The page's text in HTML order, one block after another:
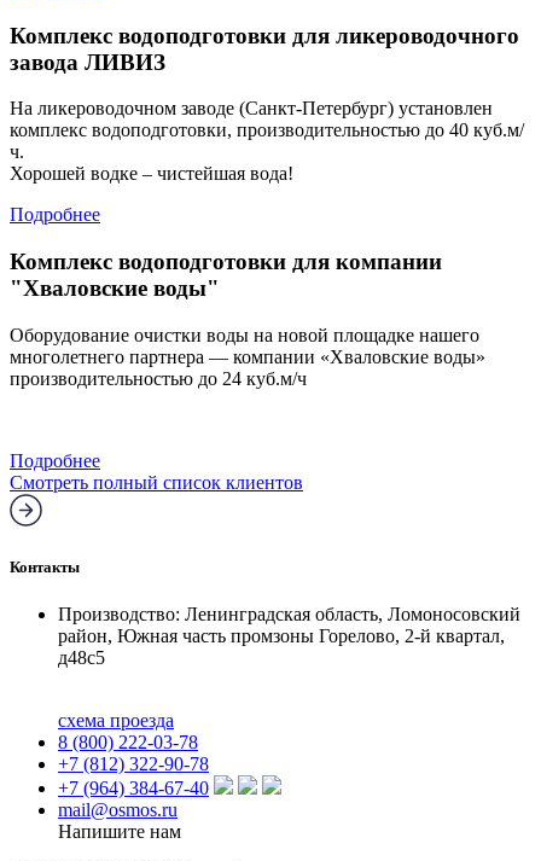
Комплекс водоподготовки для ликероводочного
завода ЛИВИЗ
На ликероводочном заводе (Санкт-Петербург) установлен
комплекс водоподготовки, производительностью до 40 куб.м/
ч.
Хорошей водке – чистейшая вода!
Подробнее
Комплекс водоподготовки для компании
"Хваловские воды"
Оборудование очистки воды на новой площадке нашего
многолетнего партнера — компании «Хваловские воды»
производительностью до 24 куб.м/ч
Подробнее
Смотреть полный список клиентов
Контакты
Производство: Ленинградская область, Ломоносовский
район, Южная часть промзоны Горелово, 2-й квартал,
д48с5
схема проезда
8 (800) 222-03-78
+7 (812) 322-90-78
+7 (964) 384-67-40
mail@osmos.ru
Напишите нам